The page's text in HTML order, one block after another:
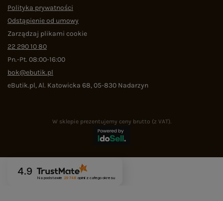
Polityka prywatności
Odstąpienie od umowy
Zarządzaj plikami cookie
22 290 10 80
Pn.-Pt. 08:00-16:00
bok@ebutik.pl
eButik.pl,Al. Katowicka 68,05-830 Nadarzyn
W sklepie prezentujemy ceny brutto (z VAT).
4.9
Na podstawie 29 748 opinii z całego okresu